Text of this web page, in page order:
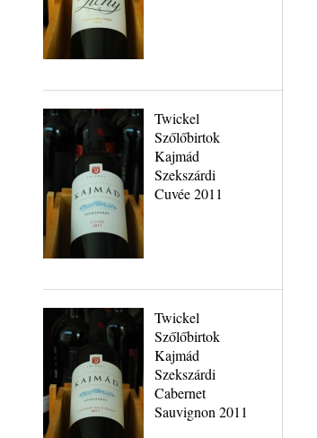
Twickel
Szőlőbirtok
Kajmád
Szekszárdi
Cuvée 2011
Twickel
Szőlőbirtok
Kajmád
Szekszárdi
Cabernet
Sauvignon 2011